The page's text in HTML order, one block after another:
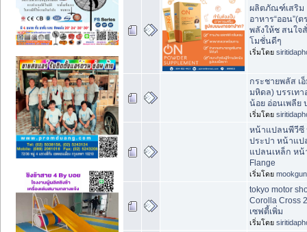
ผลิตภัณฑ์เสริม
อาหาร“ออน”(ต
พลังให้ช สนใจ
โมชั่นดีๆ
เริ่มโดย
กระชายพลัส เ
มหิดล) บรรเท
น้อย อ่อนเพลีย
เริ่มโดย
หน้าแปลนพีวีซี
ประปา หน้าแป
แปลนเหล็ก หน้
Flange
เริ่มโดย
tokyo motor
Corolla Cross
เซฟตี้เพิ่ม
เริ่มโดย